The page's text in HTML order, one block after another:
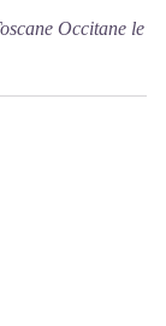
Occitane le